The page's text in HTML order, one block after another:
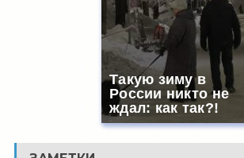
Такую зиму в
России никто не
ждал: как так?!